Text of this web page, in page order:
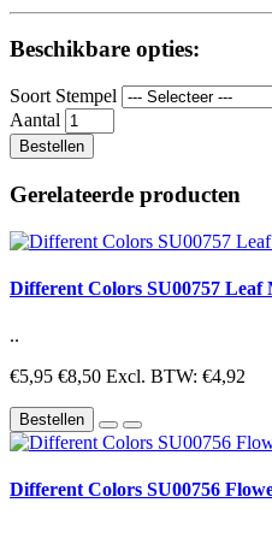
Beschikbare opties:
Soort Stempel
Aantal
Bestellen
Gerelateerde producten
Different Colors SU00757 Leaf
..
€5,95 €8,50 Excl. BTW: €4,92
Bestellen
Different Colors SU00756